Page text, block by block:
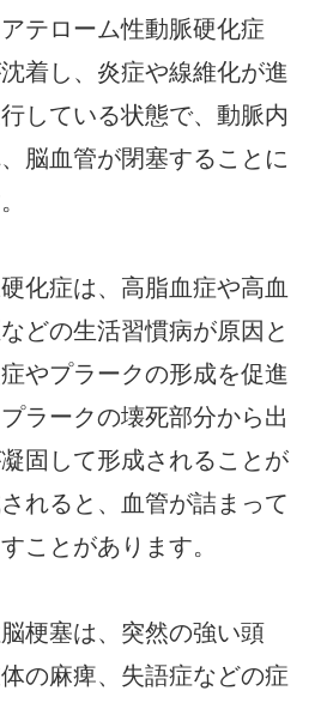
テローム性動脈硬化症
着し、炎症や線維化が進
している状態で、動脈内
脳血管が閉塞することに
化症は、高脂血症や高血
どの生活習慣病が原因と
やプラークの形成を促進
ラークの壊死部分から出
固して形成されることが
れると、血管が詰まって
ことがあります。
梗塞は、突然の強い頭
の麻痺、失語症などの症